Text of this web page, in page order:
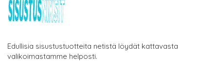
Edullisia sisustustuotteita netistä löydät kattavasta
valikoimastamme helposti.